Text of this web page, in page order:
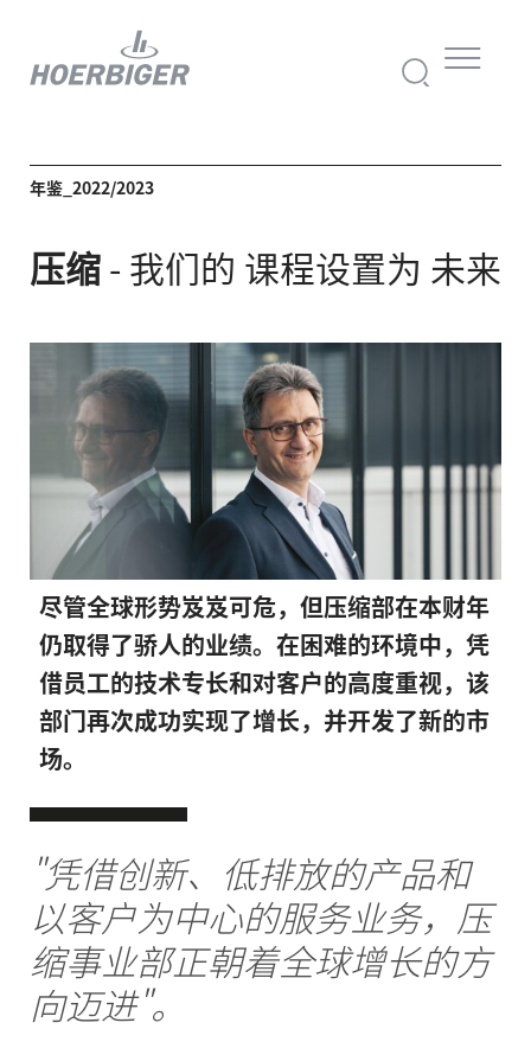
年鉴_2022/2023
压缩- 我们的 课程设置为 未来
尽管全球形势岌岌可危，但压缩部在本财年
仍取得了骄人的业绩。在困难的环境中，凭
借员工的技术专长和对客户的高度重视，该
部门再次成功实现了增长，并开发了新的市
场。
"凭借创新、低排放的产品和
以客户为中心的服务业务，压
缩事业部正朝着全球增长的方
向迈进"。